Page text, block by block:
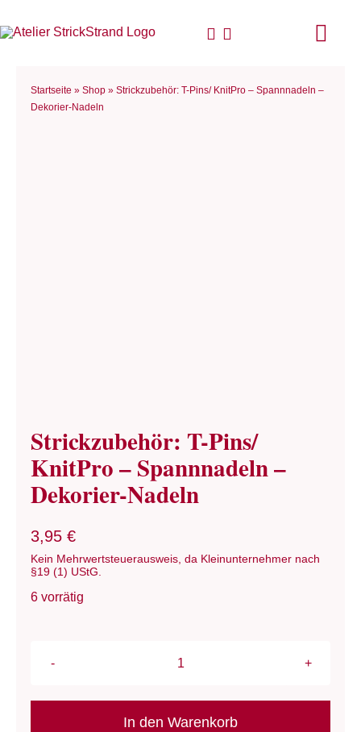
Inhalt
Startseite
Links
Kontakt
Versand
Zahlungsarten
Startseite » Shop» Strickzubehör: T-Pins/ KnitPro – Spannnadeln –
Dekorier-Nadeln
Strickzubehör: T-Pins/
KnitPro – Spannnadeln –
Dekorier-Nadeln
3,95 €
Kein Mehrwertsteuerausweis, da Kleinunternehmer nach
§19 (1) UStG.
6 vorrätig
Pins/
In den Warenkorb